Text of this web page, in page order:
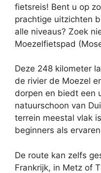
fietsreis! Bent u op
prachtige uitzichten
alle niveaus? Zoek
Moezelfietspad
Deze 248 kilometer
de rivier de Moezel
dorpen en biedt een
natuurschoon van
terrein meestal vlak
beginners als
De route kan zelfs
Frankrijk, in Metz of